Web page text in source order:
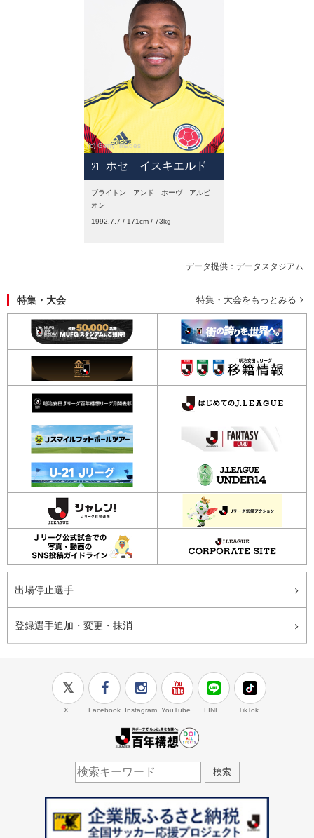
21 ホセ イスキエルド
ブライトン アンド ホーヴ アルビ
オン
1992.7.7 / 171cm / 73kg
データ提供：データスタジアム
特集・大会 特集・大会をもっとみる
出場停止選手
登録選手追加・変更・抹消
X Facebook Instagram YouTube LINE TikTok
検索